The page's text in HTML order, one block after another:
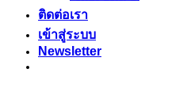
ติดต่อเรา
เข้าสู่ระบบ
Newsletter